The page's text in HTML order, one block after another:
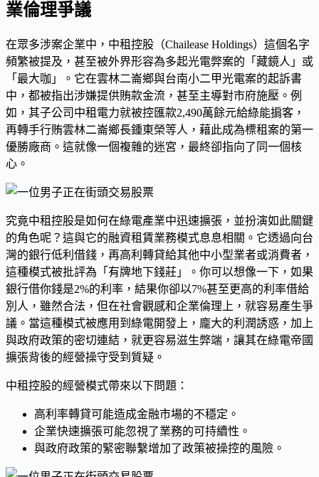
業倫理爭議
在眾多涉案企業中，中租控股（Chailease Holdings）這個名字
頻繁被提及，甚至被外界形容為多起光電弊案的「藏鏡人」或
「最大咖」。它在雲林二崙鄉與台南小二甲光電案的起訴書
中，都被指出涉嫌提供賄款金流，甚至主導對市府施壓。例
如，其子公司中租電力就被控匯款2,490萬餘元給綠能掮客，
再轉手行賄雲林二崙鄉長鍾東榮等人，藉此成為標租案的第一
優勝廠商。這就像一個複雜的迷宮，最終卻指向了同一個核
心。
究竟中租控股是如何在綠電產業中迅速擴張，並扮演如此關鍵
的角色呢？這與它的融資租賃業務模式息息相關。它透過向台
灣的銀行低利借錢，再高利轉貸給其他中小型業者或消費者，
這種模式被批評為「有牌地下錢莊」。你可以想像一下，如果
銀行借你錢是2%的利率，結果你卻以7%甚至更高的利率借給
別人，雖然合法，但在社會觀感和企業倫理上，就容易產生爭
議。當這種模式被應用到綠電開發上，龐大的利潤誘惑，加上
與政府政策的密切連結，就更容易滋生弊端，讓其在綠電帝國
擴張背後的經營操守受到質疑。
中租控股的經營模式帶來以下問題：
高利率轉貸可能造成金融市場的不穩定。
企業快速擴張可能忽視了業務的可持續性。
與政府政策的緊密聯繫增加了政策被操控的風險。